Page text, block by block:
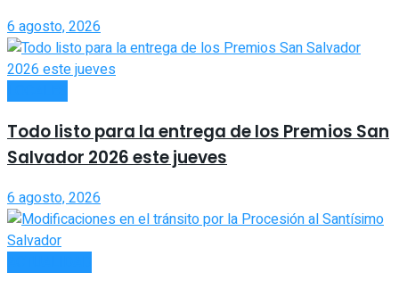
6 agosto, 2026
Todo listo para la entrega de los Premios San
Salvador 2026 este jueves
6 agosto, 2026